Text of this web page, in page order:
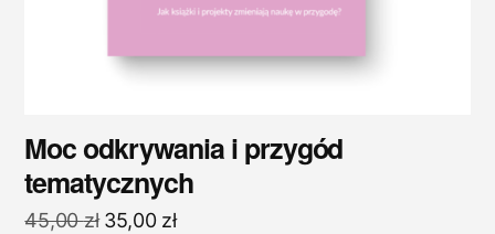
Moc odkrywania i przygód
tematycznych
45,00zł Pierwotna
35,00 złAktualna